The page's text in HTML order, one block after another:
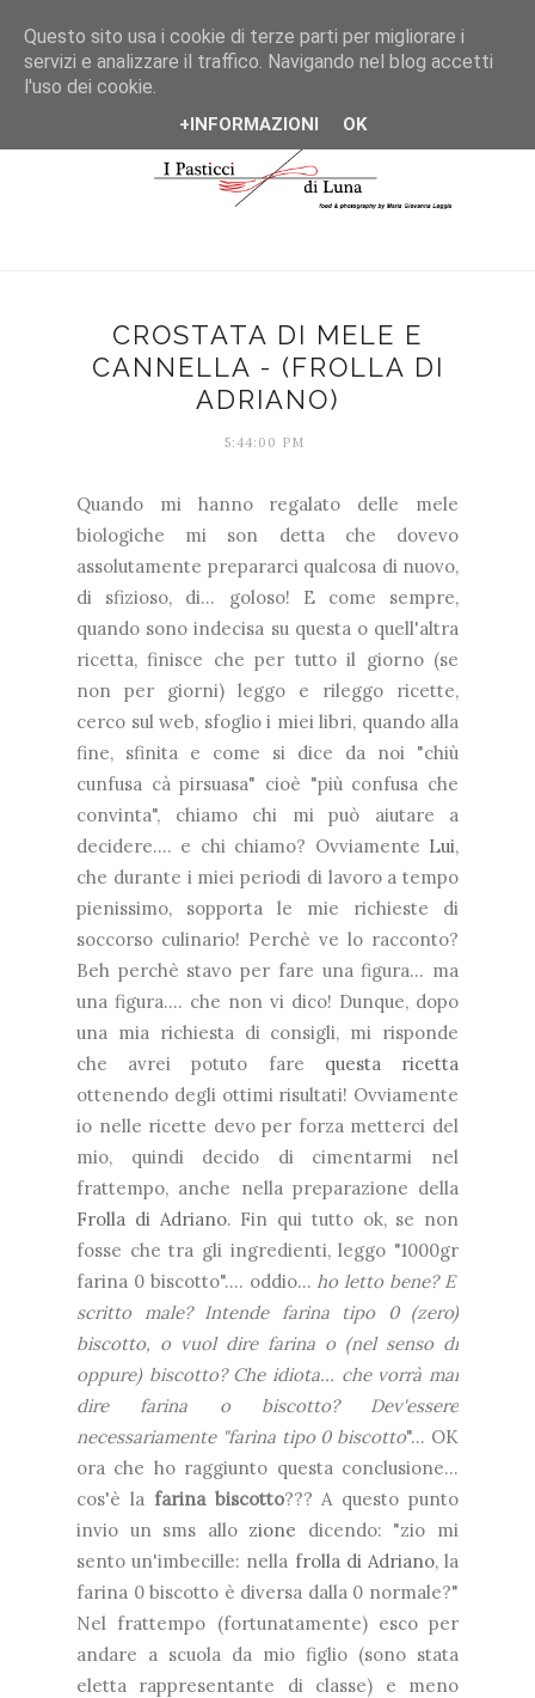
CROSTATA DI MELE E
CANNELLA - (FROLLA DI
ADRIANO)
5:44:00 PM
Quando mi hanno regalato delle mele
biologiche mi son detta che dovevo
assolutamente prepararci qualcosa di nuovo,
di sfizioso, di... goloso! E come sempre,
quando sono indecisa su questa o quell'altra
ricetta, finisce che per tutto il giorno (se
non per giorni) leggo e rileggo ricette,
cerco sul web, sfoglio i miei libri, quando alla
fine, sfinita e come si dice da noi "chiù
cunfusa cà pirsuasa" cioè "più confusa che
convinta", chiamo chi mi può aiutare a
decidere.... e chi chiamo? Ovviamente Lui,
che durante i miei periodi di lavoro a tempo
pienissimo, sopporta le mie richieste di
soccorso culinario! Perchè ve lo racconto?
Beh perchè stavo per fare una figura... ma
una figura.... che non vi dico! Dunque, dopo
una mia richiesta di consigli, mi risponde
che avrei potuto fare questa ricetta
ottenendo degli ottimi risultati! Ovviamente
io nelle ricette devo per forza metterci del
mio, quindi decido di cimentarmi nel
frattempo, anche nella preparazione della
Frolla di Adriano. Fin qui tutto ok, se non
fosse che tra gli ingredienti, leggo "1000gr
farina 0 biscotto".... oddio... ho letto bene? E'
scritto male? Intende farina tipo 0 (zero)
biscotto, o vuol dire farina o (nel senso di
oppure) biscotto? Che idiota... che vorrà mai
dire farina o biscotto? Dev'essere
necessariamente "farina tipo 0 biscotto"... OK
ora che ho raggiunto questa conclusione...
cos'è la farina biscotto??? A questo punto
invio un sms allo zione dicendo: "zio mi
sento un'imbecille: nella frolla di Adriano, la
farina 0 biscotto è diversa dalla 0 normale?"
Nel frattempo (fortunatamente) esco per
andare a scuola da mio figlio (sono stata
eletta rappresentante di classe) e meno
Questo sito usa i cookie di terze parti per migliorare i
servizi e analizzare il traffico. Navigando nel blog accetti
l'uso dei cookie.
+INFORMAZIONI OK